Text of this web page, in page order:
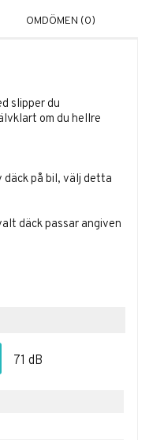
slipper du
om du hellre
däck på bil, välj detta
däck passar angiven
71 dB
OMDÖMEN (0)